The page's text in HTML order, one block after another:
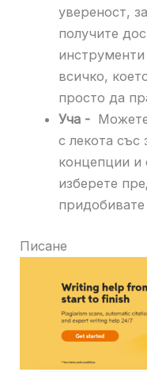
увереност,
получите
всичко,
просто да
Уча -
с лекота
концепции и
изберете
Писане